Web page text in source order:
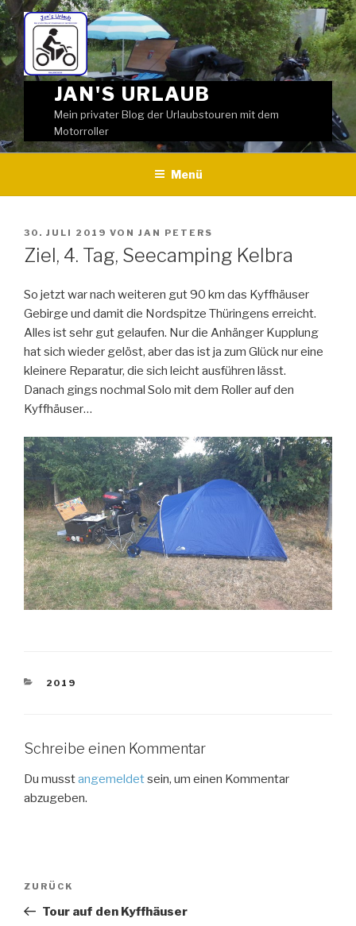
Weiter
zum
Inhalt
JAN'S URLAUB
Mein privater Blog der Urlaubstouren mit dem
Motorroller
Menü
VERÖFFENTLICHT
AM
30. JULI 2019 VON JAN PETERS
Ziel, 4. Tag, Seecamping Kelbra
So jetzt war nach weiteren gut 90 km das Kyffhäuser
Gebirge und damit die Nordspitze Thüringens erreicht.
Alles ist sehr gut gelaufen. Nur die Anhänger Kupplung
hat sich wieder gelöst, aber das ist ja zum Glück nur eine
kleinere Reparatur, die sich leicht ausführen lässt.
Danach gings nochmal Solo mit dem Roller auf den
Kyffhäuser…
KATEGORIEN
2019
Schreibe einen Kommentar
Du musstangemeldetsein, um einen Kommentar
abzugeben.
Beitragsnavigation
Vorheriger
Beitrag
ZURÜCK
Tour auf den Kyffhäuser